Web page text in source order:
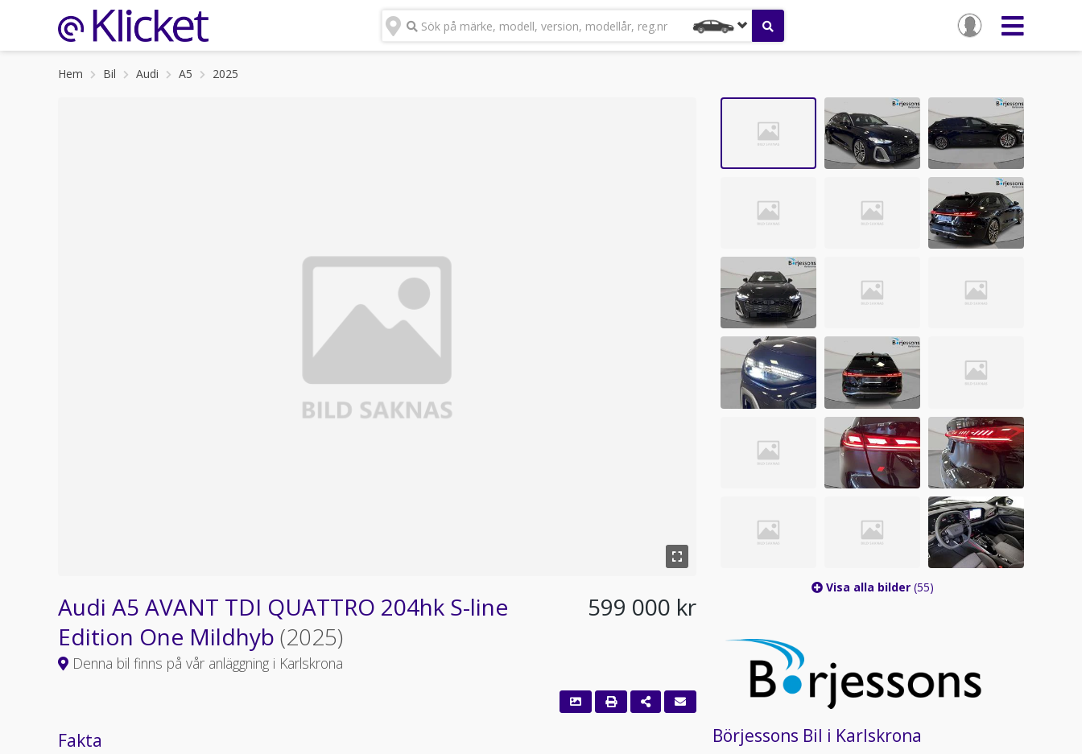
Sök på märke, modell, version, modellår, reg.nr
Hem Bil Audi A5 2025
Audi A5 AVANT TDI QUATTRO 204hk S-line
Edition One Mildhyb (2025)
Denna bil finns på vår anläggning i Karlskrona
599 000 kr
Fakta
Visa alla bilder (55)
Börjessons Bil i Karlskrona